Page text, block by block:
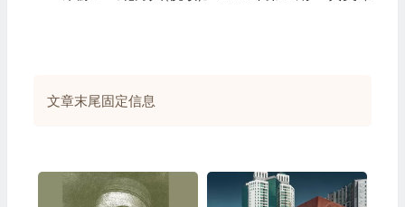
文章末尾固定信息